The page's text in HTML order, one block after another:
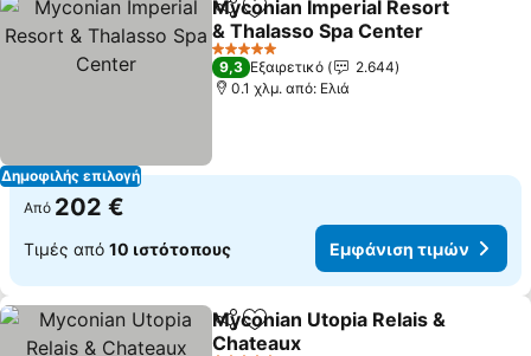
Δημοφιλής επιλογή
Κοινοποίηση
Προσθήκη στα αγαπημένα
Myconian Imperial Resort
& Thalasso Spa Center
5 Αστέρια
9,3 Εξαιρετικό
2.644
0.1 χλμ. από: Ελιά
Από 202 €
Τιμές από 10 ιστότοπους Εμφάνιση τιμών
Κοινοποίηση
Προσθήκη στα αγαπημένα
Myconian Utopia Relais &
Chateaux